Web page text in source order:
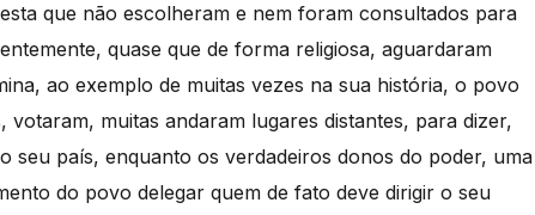
que não escolheram e nem foram consultados para
quase que de forma religiosa, aguardaram
ao exemplo de muitas vezes na sua história, o povo
muitas andaram lugares distantes, para dizer,
seu país, enquanto os verdadeiros donos do poder, uma
do povo delegar quem de fato deve dirigir o seu